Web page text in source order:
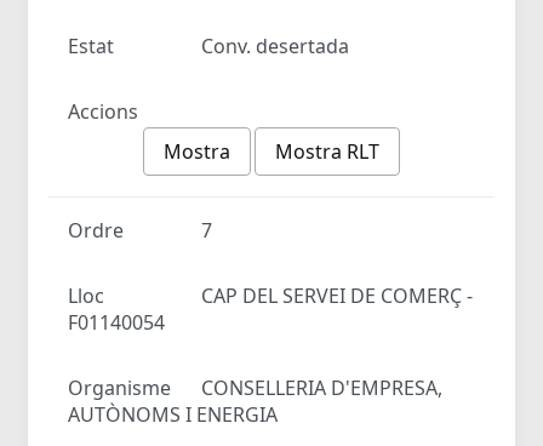
Estat Conv. desertada
Accions
Mostra
Mostra RLT
Ordre 7
Lloc
CAP DEL SERVEI DE COMERÇ -
F01140054
Organisme
CONSELLERIA D'EMPRESA,
AUTÒNOMS I ENERGIA